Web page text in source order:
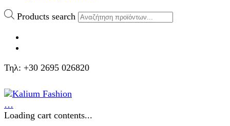
Products search
Τηλ: +30 2695 026820
…
Loading cart contents...